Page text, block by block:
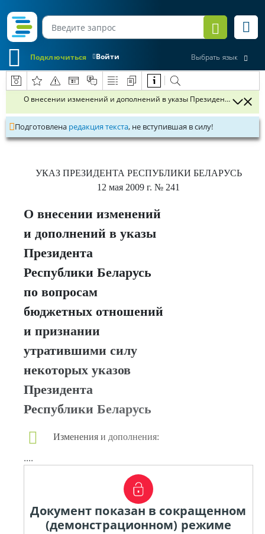
Войти
Подключиться Выбрать язык
О внесении изменений и дополнений в указы Президента
Подготовлена редакция текста, не вступившая в силу!
УКАЗ ПРЕЗИДЕНТА РЕСПУБЛИКИ БЕЛАРУСЬ
12 мая 2009 г. № 241
О внесении изменений
и дополнений в указы
Президента
Республики Беларусь
по вопросам
бюджетных отношений
и признании
утратившими силу
некоторых указов
Президента
Республики Беларусь
Изменения и дополнения:
....
Документ показан в сокращенном
(демонстрационном) режиме